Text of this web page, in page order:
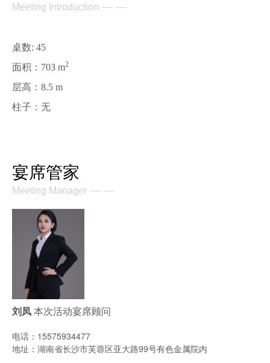
Meeting Introduction — —
桌数: 45
面积：703 m2
层高：8.5 m
柱子：无
宴席管家
Meeting Manager — —
刘凤 本次活动宴席顾问
电话：15575934477
地址：湖南省长沙市芙蓉区亚大路99号有色金属院内